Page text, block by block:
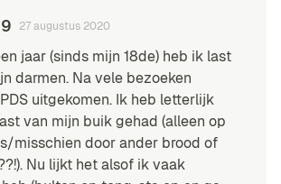
27 augustus 2020
jaar (sinds mijn 18de) heb ik last
darmen. Na vele bezoeken
uitgekomen. Ik heb letterlijk
van mijn buik gehad (alleen op
misschien door ander brood of
Nu lijkt het alsof ik vaak